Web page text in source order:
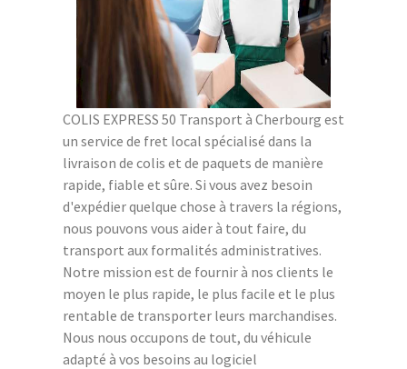
COLIS EXPRESS 50 Transport à Cherbourg est
un service de fret local spécialisé dans la
livraison de colis et de paquets de manière
rapide, fiable et sûre. Si vous avez besoin
d'expédier quelque chose à travers la régions,
nous pouvons vous aider à tout faire, du
transport aux formalités administratives.
Notre mission est de fournir à nos clients le
moyen le plus rapide, le plus facile et le plus
rentable de transporter leurs marchandises.
Nous nous occupons de tout, du véhicule
adapté à vos besoins au logiciel